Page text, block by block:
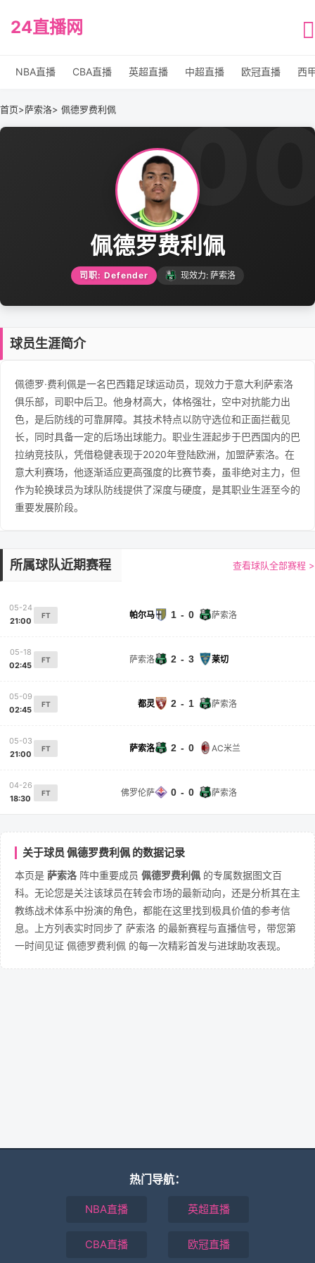
24直播网
NBA直播 CBA直播 英超直播 中超直播 欧冠直播 西
首页>萨索洛> 佩德罗费利佩
佩德罗费利佩
司职: Defender 现效力: 萨索洛
球员生涯简介
佩德罗·费利佩是一名巴西籍足球运动员，现效力于意大利萨索洛
俱乐部，司职中后卫。他身材高大，体格强壮，空中对抗能力出
色，是后防线的可靠屏障。其技术特点以防守选位和正面拦截见
长，同时具备一定的后场出球能力。职业生涯起步于巴西国内的巴
拉纳竞技队，凭借稳健表现于2020年登陆欧洲，加盟萨索洛。在
意大利赛场，他逐渐适应更高强度的比赛节奏，虽非绝对主力，但
作为轮换球员为球队防线提供了深度与硬度，是其职业生涯至今的
重要发展阶段。
所属球队近期赛程 查看球队全部赛程 >
05-24
21:00
FT 帕尔马 1 - 0 萨索洛
05-18
02:45
FT 萨索洛 2 - 3 莱切
05-09
02:45
FT 都灵 2 - 1 萨索洛
05-03
21:00
FT 萨索洛 2 - 0 AC米兰
04-26
18:30
FT 佛罗伦萨 0 - 0 萨索洛
关于球员 佩德罗费利佩 的数据记录
本页是 萨索洛 阵中重要成员 佩德罗费利佩 的专属数据图文百
科。无论您是关注该球员在转会市场的最新动向，还是分析其在主
教练战术体系中扮演的角色，都能在这里找到极具价值的参考信
息。上方列表实时同步了 萨索洛 的最新赛程与直播信号，带您第
一时间见证 佩德罗费利佩 的每一次精彩首发与进球助攻表现。
热门导航：
NBA直播 英超直播
CBA直播 欧冠直播